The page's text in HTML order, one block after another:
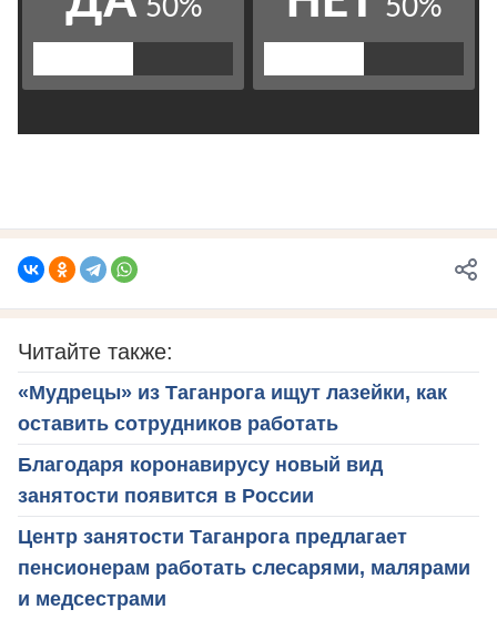
Читайте также:
«Мудрецы» из Таганрога ищут лазейки, как
оставить сотрудников работать
Благодаря коронавирусу новый вид
занятости появится в России
Центр занятости Таганрога предлагает
пенсионерам работать слесарями, малярами
и медсестрами